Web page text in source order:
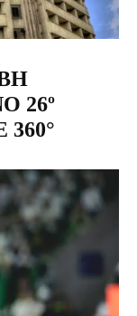
26º
360°